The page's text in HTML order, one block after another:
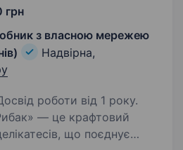
грн
з власною мережею
Надвірна,
роботи від 1 року.
що поєднує